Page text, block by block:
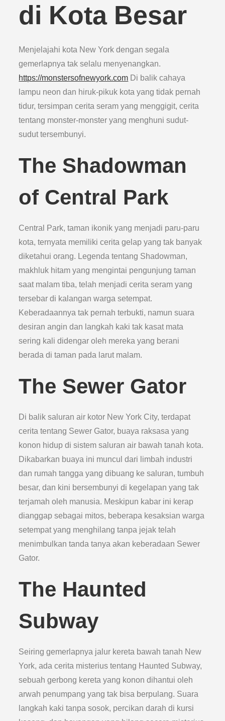
di Kota Besar
Menjelajahi kota New York dengan segala
gemerlapnya tak selalu menyenangkan.
https://monstersofnewyork.com Di balik cahaya
lampu neon dan hiruk-pikuk kota yang tidak pernah
tidur, tersimpan cerita seram yang menggigit, cerita
tentang monster-monster yang menghuni sudut-
sudut tersembunyi.
The Shadowman
of Central Park
Central Park, taman ikonik yang menjadi paru-paru
kota, ternyata memiliki cerita gelap yang tak banyak
diketahui orang. Legenda tentang Shadowman,
makhluk hitam yang mengintai pengunjung taman
saat malam tiba, telah menjadi cerita seram yang
tersebar di kalangan warga setempat.
Keberadaannya tak pernah terbukti, namun suara
desiran angin dan langkah kaki tak kasat mata
sering kali didengar oleh mereka yang berani
berada di taman pada larut malam.
The Sewer Gator
Di balik saluran air kotor New York City, terdapat
cerita tentang Sewer Gator, buaya raksasa yang
konon hidup di sistem saluran air bawah tanah kota.
Dikabarkan buaya ini muncul dari limbah industri
dan rumah tangga yang dibuang ke saluran, tumbuh
besar, dan kini bersembunyi di kegelapan yang tak
terjamah oleh manusia. Meskipun kabar ini kerap
dianggap sebagai mitos, beberapa kesaksian warga
setempat yang menghilang tanpa jejak telah
menimbulkan tanda tanya akan keberadaan Sewer
Gator.
The Haunted
Subway
Seiring gemerlapnya jalur kereta bawah tanah New
York, ada cerita misterius tentang Haunted Subway,
sebuah gerbong kereta yang konon dihantui oleh
arwah penumpang yang tak bisa berpulang. Suara
langkah kaki tanpa sosok, percikan darah di kursi